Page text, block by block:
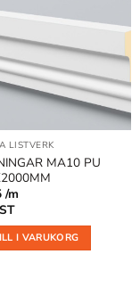
i
LISTVERK
MA10 PU
/m
ST
I VARUKORG